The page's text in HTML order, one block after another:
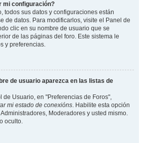
mi configuración?
todos sus datos y configuraciones están
de datos. Para modificarlos, visite el Panel de
clic en su nombre de usuario que se
de las páginas del foro. Este sistema le
y preferencias.
de usuario aparezca en las listas de
de Usuario, en "Preferencias de Foros",
mi estado de conexións. Habilite esta opción
Moderadores y usted mismo.
oculto.